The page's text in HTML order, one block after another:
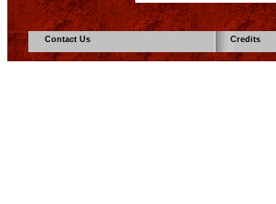
Contact Us Credits